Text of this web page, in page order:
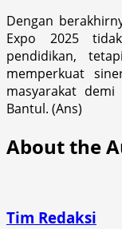
Dengan
Expo 2025
pendidikan,
memperkuat
masyarakat
Bantul. (Ans)
About the
Tim Redaksi